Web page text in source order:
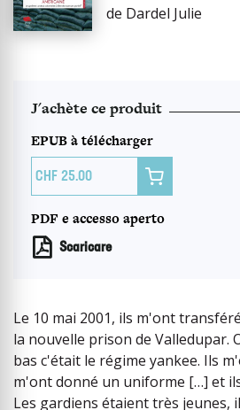
de Dardel Julie
J'achète ce produit
EPUB à télécharger
25.00 
PDF e accesso aperto
Scaricare
Le 10 mai 2001, ils m'ont
la nouvelle prison de Valledupar.
bas c'était le régime yankee. Ils
m'ont donné un uniforme […] et
Les gardiens étaient très jeunes,